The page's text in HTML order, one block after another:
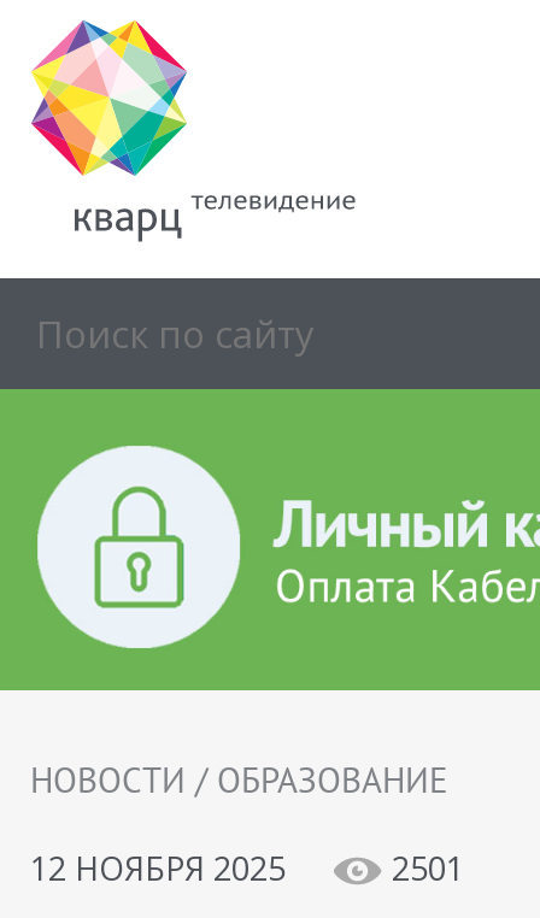
НОВОСТИ / ОБРАЗОВАНИЕ
12 НОЯБРЯ 2025
2501